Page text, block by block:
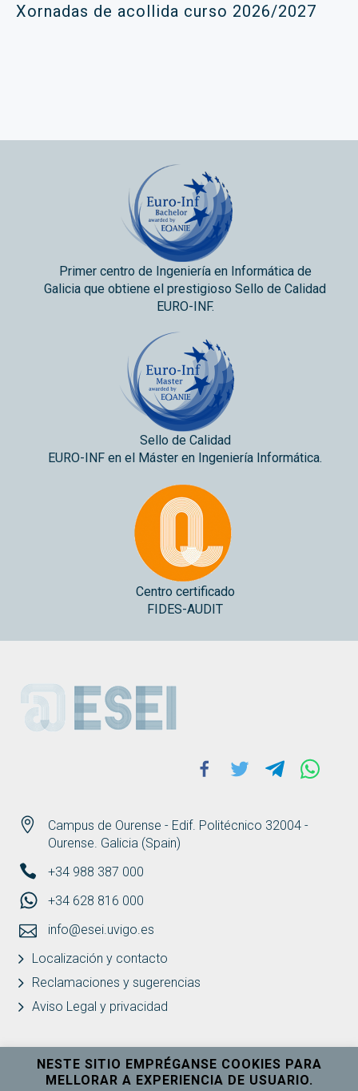
Xornadas de acollida curso 2026/2027
Primer centro de Ingeniería en Informática de
Galicia que obtiene el prestigioso Sello de Calidad
EURO-INF.
Sello de Calidad
EURO-INF en el Máster en Ingeniería Informática.
Centro certificado
FIDES-AUDIT
ESEI
Campus de Ourense - Edif. Politécnico 32004 -
Ourense. Galicia (Spain)
+34 988 387 000
+34 628 816 000
info@esei.uvigo.es
Localización y contacto
Reclamaciones y sugerencias
Aviso Legal y privacidad
Facebook
Twitter Telegram
NESTE SITIO EMPRÉGANSE COOKIES PARA
MELLORAR A EXPERIENCIA DE USUARIO.